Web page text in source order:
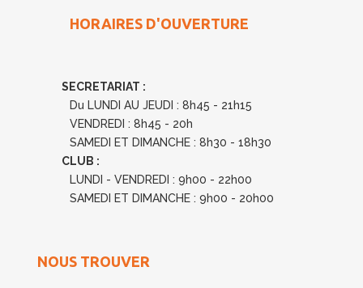
HORAIRES D'OUVERTURE
SECRETARIAT :
Du LUNDI AU JEUDI : 8h45 - 21h15
VENDREDI : 8h45 - 20h
SAMEDI ET DIMANCHE : 8h30 - 18h30
CLUB :
LUNDI - VENDREDI : 9h00 - 22h00
SAMEDI ET DIMANCHE : 9h00 - 20h00
NOUS TROUVER